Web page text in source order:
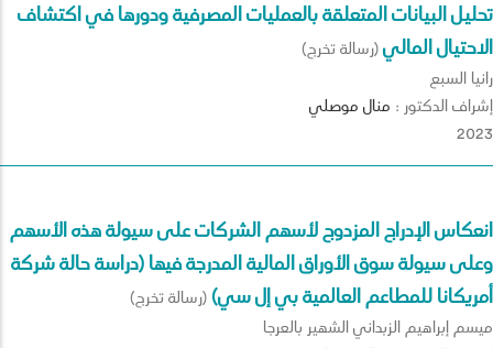
تحليل البيانات المتعلقة بالعمليات المصرفية ودورها في اكتشاف
الاحتيال المالي(رسالة تخرج)
رانيا السبع
إشراف الدكتور : منال موصلي
2023
انعكاس الإدراج المزدوج لأسهم الشركات على سيولة هذه الأسهم
وعلى سيولة سوق الأوراق المالية المدرجة فيها (دراسة حالة شركة
أمريكانا للمطاعم العالمية بي إل سي) (رسالة تخرج)
ميسم إبراهيم الزبداني الشهير بالعرجا